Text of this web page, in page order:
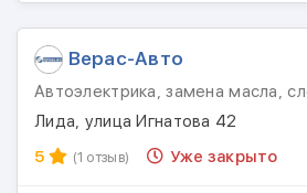
Верас-Авто
Автоэлектрика, замена масла,
Лида, улица Игнатова 42
5
(1 отзыв) Уже закрыто